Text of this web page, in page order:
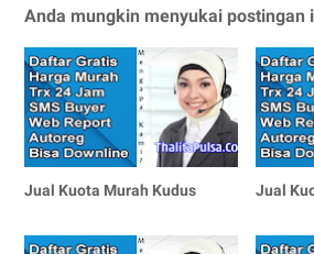
Anda mungkin menyukai postingan
Jual Kuota Murah Kudus Jual